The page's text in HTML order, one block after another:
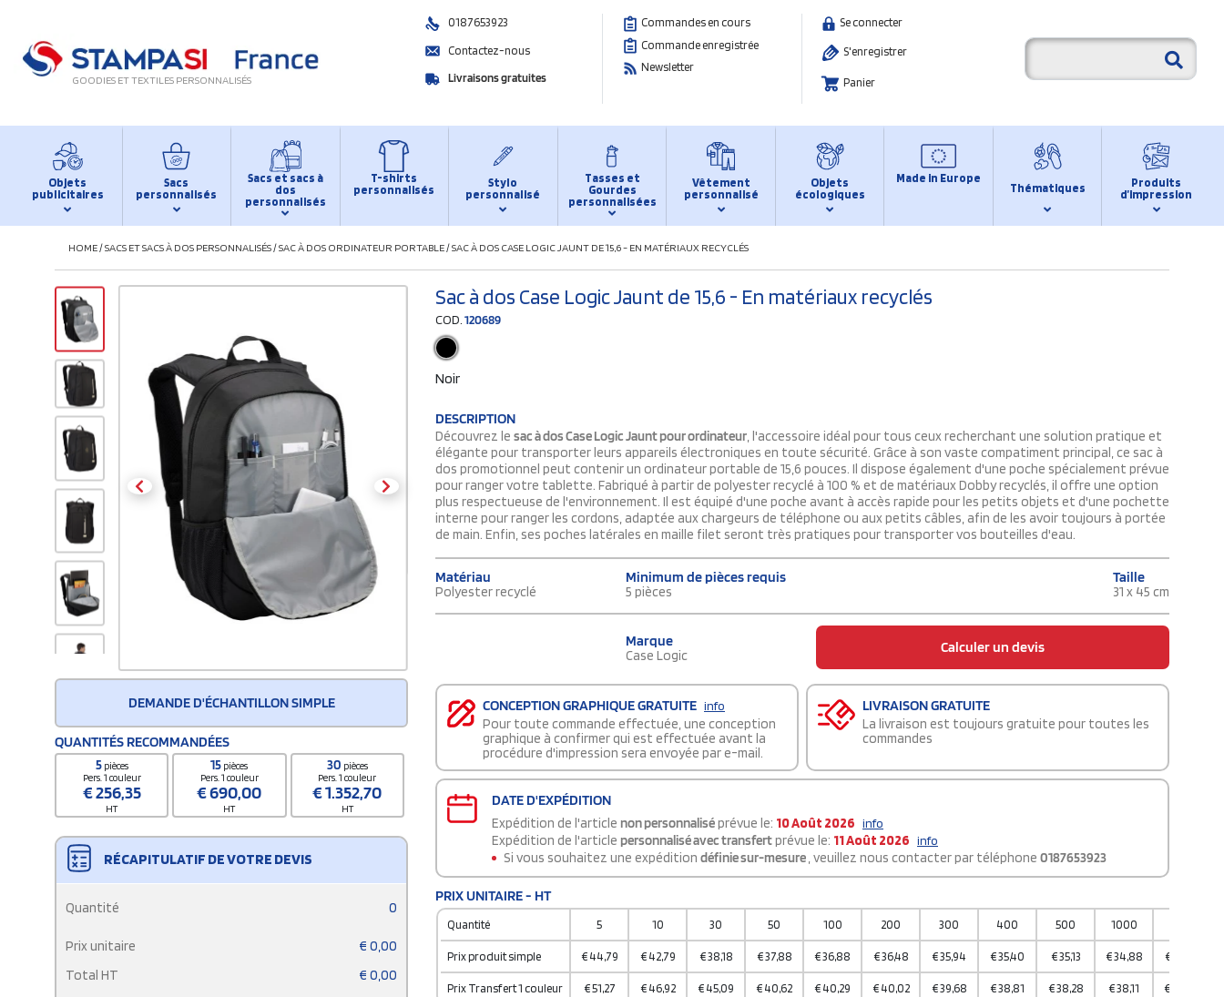
GOODIES ET TEXTILES PERSONNALISÉS
0187653923
Contactez-nous
Livraisons gratuites
Commandes en cours
Commande enregistrée
Newsletter
Se connecter
S'enregistrer
Panier
Objets
publicitaires
Sacs
personnalisés
Sacs et sacs à
dos
personnalisés
T-shirts
personnalisés
Stylo
personnalisé
Tasses et
Gourdes
personnalisées
Vêtement
personnalisé
Objets
écologiques
Made in Europe
Thématiques
Produits
d’impression
HOME/SACS ET SACS À DOS PERSONNALISÉS/SAC À DOS ORDINATEUR PORTABLE/SAC À DOS CASE LOGIC JAUNT DE 15,6 - EN MATÉRIAUX RECYCLÉS
DEMANDE D'ÉCHANTILLON SIMPLE
QUANTITÉS RECOMMANDÉES
5 pièces
Pers. 1 couleur
€256,35
HT
15 pièces
Pers. 1 couleur
€690,00
HT
30 pièces
Pers. 1 couleur
€1.352,70
HT
RÉCAPITULATIF DE VOTRE DEVIS
Quantité 0
Prix unitaire € 0,00
Total HT
€ 0,00
Sac à dos Case Logic Jaunt de 15,6 - En matériaux recyclés
COD.120689
Noir
DESCRIPTION
Découvrez le sac à dos Case Logic Jaunt pour ordinateur, l'accessoire idéal pour tous ceux recherchant une solution pratique et
élégante pour transporter leurs appareils électroniques en toute sécurité. Grâce à son vaste compatiment principal, ce sac à
dos promotionnel peut contenir un ordinateur portable de 15,6 pouces. Il dispose également d'une poche spécialement prévue
pour ranger votre tablette. Fabriqué à partir de polyester recyclé à 100 % et de matériaux Dobby recyclés, il offre une option
plus respectueuse de l'environnement. Il est équipé d'une poche avant à accès rapide pour les petits objets et d'une pochette
interne pour ranger les cordons, adaptée aux chargeurs de téléphone ou aux petits câbles, afin de les avoir toujours à portée
de main. Enfin, ses poches latérales en maille filet seront très pratiques pour transporter vos bouteilles d'eau.
Matériau
Polyester recyclé
Minimum de pièces requis
5 pièces
Taille
31 x 45 cm
Marque
Case Logic Calculer un devis
CONCEPTION GRAPHIQUE GRATUITE info
Pour toute commande effectuée, une conception
graphique à confirmer qui est effectuée avant la
procédure d'impression sera envoyée par e-mail.
LIVRAISON GRATUITE
La livraison est toujours gratuite pour toutes les
commandes
DATE D'EXPÉDITION
Expédition de l'article non personnaliséprévue le: 10 Août 2026 info
Expédition de l'article personnalisé avec transfertprévue le: 11 Août 2026 info
Si vous souhaitez une expédition définie sur-mesure, veuillez nous contacter par téléphone 0187653923
PRIX UNITAIRE - HT
Quantité 5 10 30 50 100 200 300 400 500 1000
Prix produit simple € 44,79 € 42,79 €38,18 €37,88 €36,88 €36,48 €35,94 €35,40 €35,13 €34,88 €
Prix Transfert 1 couleur €51,27 € 46,92 € 45,09 € 40,62 € 40,29 € 40,02 €39,68 €38,81 €38,28 €38,11 €